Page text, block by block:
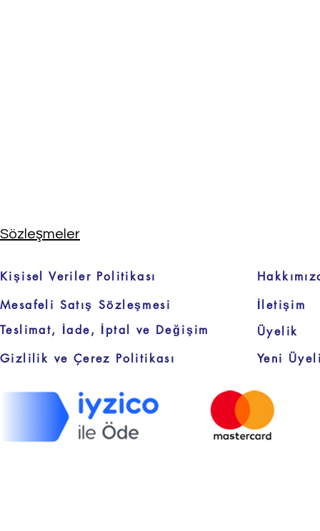
Sözleşmeler
Kişisel Veriler Politikası
Mesafeli Satış Sözleşmesi
Teslimat, İade, İptal ve Değişim
Gizlilik ve Çerez Politikası
İletişim
Üyelik
Yeni